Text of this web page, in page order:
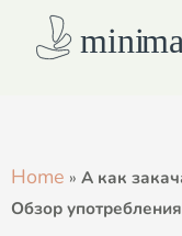
Home » А как
Обзор